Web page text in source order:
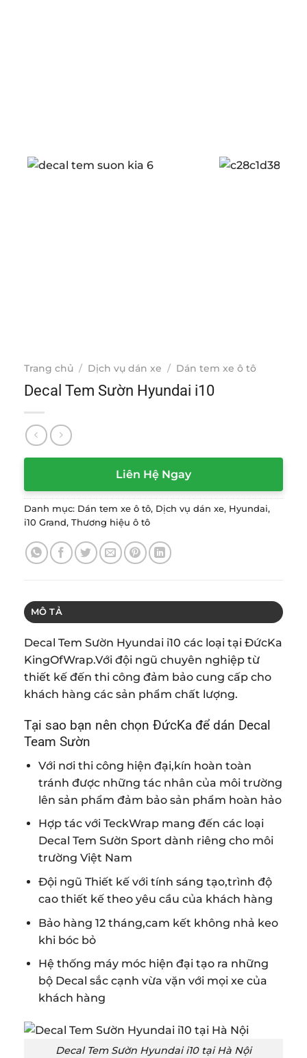
Trang chủ / Dịch vụ dán xe / Dán tem xe ô tô
Decal Tem Sườn Hyundai i10
Liên Hệ Ngay
Danh mục: Dán tem xe ô tô, Dịch vụ dán xe, Hyundai,
i10 Grand, Thương hiệu ô tô
MÔ TẢ
Decal Tem Sườn Hyundai i10 các loại tại ĐứcKa
KingOfWrap.Với đội ngũ chuyên nghiệp từ
thiết kế đến thi công đảm bảo cung cấp cho
khách hàng các sản phẩm chất lượng.
Tại sao bạn nên chọn ĐứcKa để dán Decal
Team Sườn
Với nơi thi công hiện đại,kín hoàn toàn
tránh được những tác nhân của môi trường
lên sản phẩm đảm bảo sản phẩm hoàn hảo
Hợp tác với TeckWrap mang đến các loại
Decal Tem Sườn Sport dành riêng cho môi
trường Việt Nam
Đội ngũ Thiết kế với tính sáng tạo,trình độ
cao thiết kế theo yêu cầu của khách hàng
Bảo hàng 12 tháng,cam kết không nhả keo
khi bóc bỏ
Hệ thống máy móc hiện đại tạo ra những
bộ Decal sắc cạnh vừa vặn với mọi xe của
khách hàng
Decal Tem Sườn Hyundai i10 tại Hà Nội